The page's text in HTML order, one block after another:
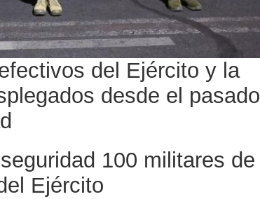
del Ejército y la
desde el pasado
100 militares de
Ejército